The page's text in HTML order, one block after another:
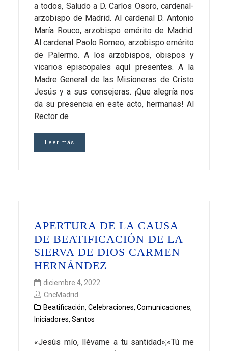
a todos, Saludo a D. Carlos Osoro, cardenal-
arzobispo de Madrid. Al cardenal D. Antonio
María Rouco, arzobispo emérito de Madrid.
Al cardenal Paolo Romeo, arzobispo emérito
de Palermo. A los arzobispos, obispos y
vicarios episcopales aquí presentes. A la
Madre General de las Misioneras de Cristo
Jesús y a sus consejeras. ¡Que alegría nos
da su presencia en este acto, hermanas! Al
Rector de
Leer más
APERTURA DE LA CAUSA
DE BEATIFICACIÓN DE LA
SIERVA DE DIOS CARMEN
HERNÁNDEZ
diciembre 4, 2022
CncMadrid
Beatificación, Celebraciones, Comunicaciones,
Iniciadores, Santos
«Jesús mío, llévame a tu santidad»;«Tú me